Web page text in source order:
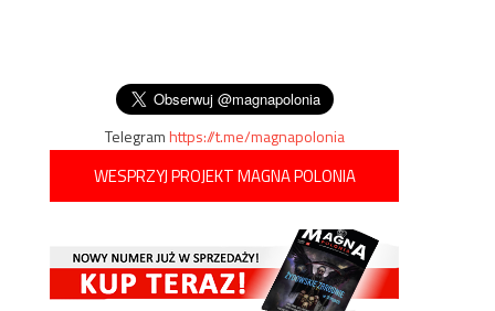
Telegramhttps://t.me/magnapolonia
WESPRZYJ PROJEKT MAGNA POLONIA